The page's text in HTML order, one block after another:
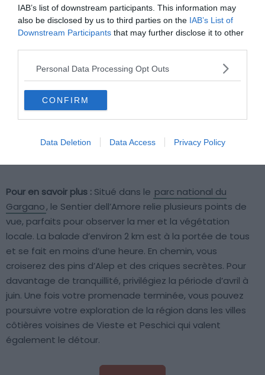
IAB’s list of downstream participants. This information may
also be disclosed by us to third parties on the IAB’s List of
Downstream Participants that may further disclose it to other
Personal Data Processing Opt Outs
CONFIRM
Data Deletion Data Access Privacy Policy
Pourquoi nous l’avons sélectionné :
Gargano qui offre des vues imprenables sur les falaises
Pour en savoir plus : Situé dans le parc national du
Gargano, le Sentier dell’Amore relie plusieurs points de
vue, parfaits pour observer la mer et la végétation
locale. La balade d’environ 2 km est à la portée de tous
et se fait en moins d’une heure. En chemin, vous
croiserez des pins d’Alep et des criques secrètes. Pour
davantage de tranquillité, privilégiez la période d’avril à
juin. Une fois votre promenade terminée, vous pouvez
poursuivre votre exploration de la région dans les villes
côtières voisines de Vieste et Peschici qui valent
également le détour.